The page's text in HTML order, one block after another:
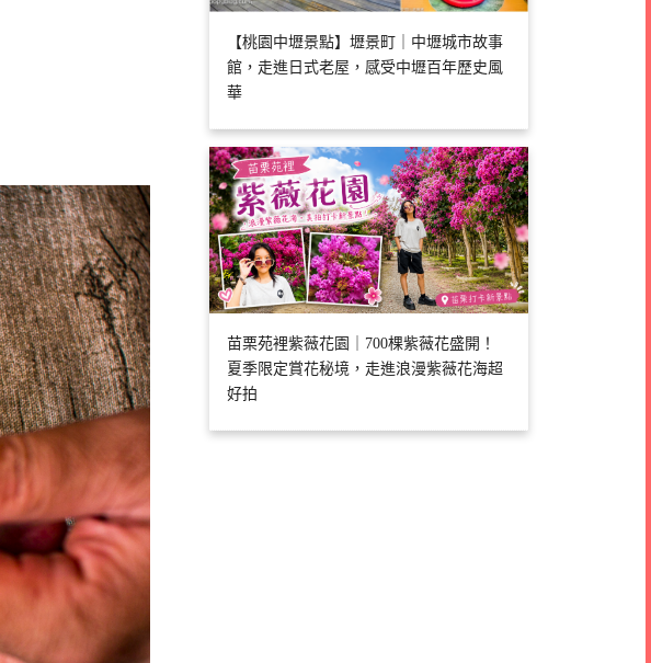
【桃園中壢景點】壢景町｜中壢城市故事
館，走進日式老屋，感受中壢百年歷史風
華
苗栗苑裡紫薇花園｜700棵紫薇花盛開！
夏季限定賞花秘境，走進浪漫紫薇花海超
好拍